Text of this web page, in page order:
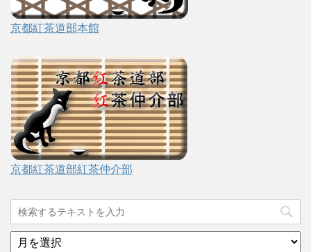
京都紅茶道部本館
京都紅茶道部紅茶仲介部
ア